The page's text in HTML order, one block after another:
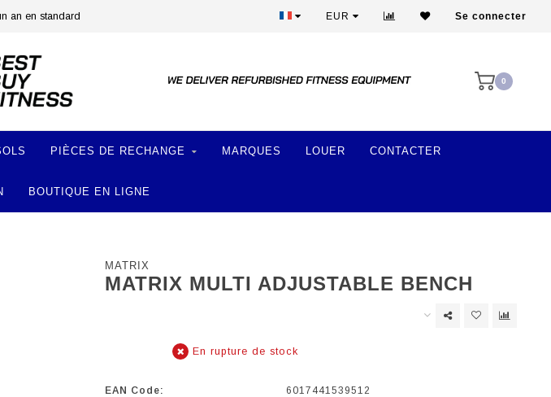
an en standard Plus de 28 ans d'expérience
EUR Se connecter
0
PIÈCES DE RECHANGE MARQUES LOUER CONTACTER
BOUTIQUE EN LIGNE
MATRIX
MATRIX MULTI ADJUSTABLE BENCH
En rupture de stock
EAN Code: 6017441539512